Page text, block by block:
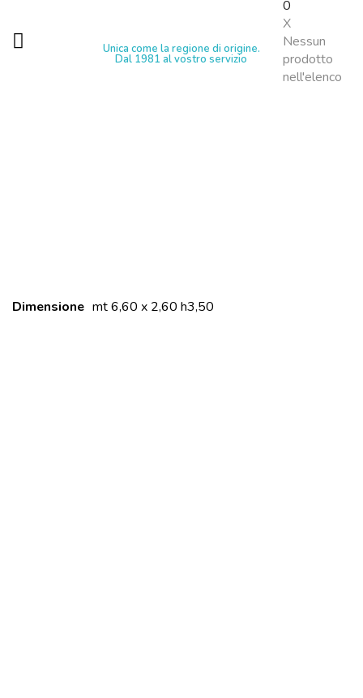
Unica come la regione di origine.
Dal 1981 al vostro servizio
0
X
Nessun
prodotto
nell'elenco
Dimensione mt 6,60 x 2,60 h3,50